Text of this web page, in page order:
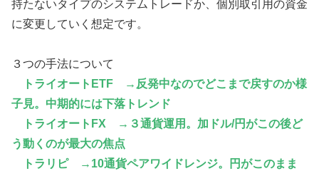
持たないタイプのシステムトレードか、個別取引用の資金
に変更していく想定です。
３つの手法について
トライオートETF →反発中なのでどこまで戻すのか様
子見。中期的には下落トレンド
トライオートFX →３通貨運用。加ドル/円がこの後ど
う動くのが最大の焦点
トラリピ →10通貨ペアワイドレンジ。円がこのまま